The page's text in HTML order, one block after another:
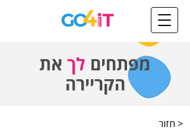
מפתחים לך את
הקריירה
< חזור